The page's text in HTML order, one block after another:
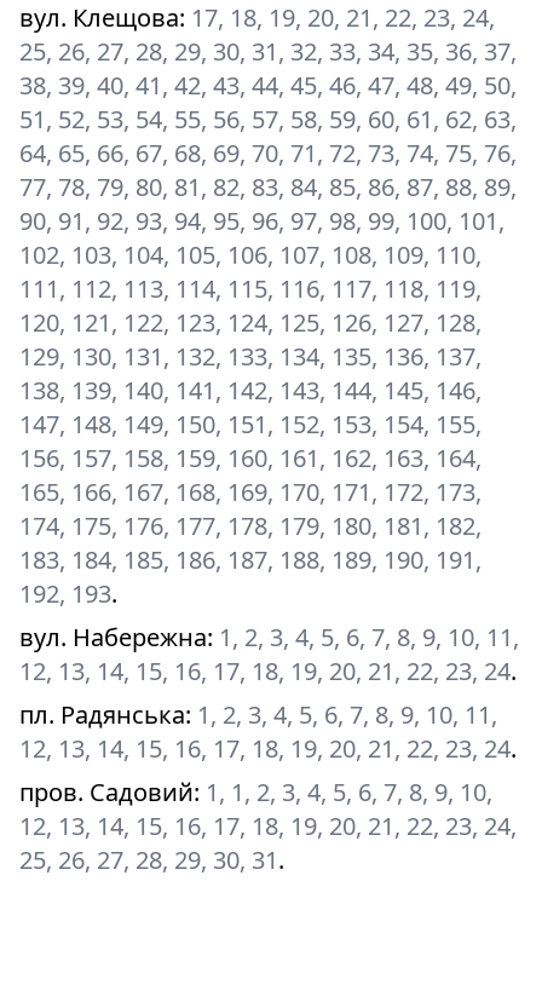
вул. Клещова: 17, 18, 19, 20, 21, 22, 23, 24,
25, 26, 27, 28, 29, 30, 31, 32, 33, 34, 35, 36, 37,
38, 39, 40, 41, 42, 43, 44, 45, 46, 47, 48, 49, 50,
51, 52, 53, 54, 55, 56, 57, 58, 59, 60, 61, 62, 63,
64, 65, 66, 67, 68, 69, 70, 71, 72, 73, 74, 75, 76,
77, 78, 79, 80, 81, 82, 83, 84, 85, 86, 87, 88, 89,
90, 91, 92, 93, 94, 95, 96, 97, 98, 99, 100, 101,
102, 103, 104, 105, 106, 107, 108, 109, 110,
111, 112, 113, 114, 115, 116, 117, 118, 119,
120, 121, 122, 123, 124, 125, 126, 127, 128,
129, 130, 131, 132, 133, 134, 135, 136, 137,
138, 139, 140, 141, 142, 143, 144, 145, 146,
147, 148, 149, 150, 151, 152, 153, 154, 155,
156, 157, 158, 159, 160, 161, 162, 163, 164,
165, 166, 167, 168, 169, 170, 171, 172, 173,
174, 175, 176, 177, 178, 179, 180, 181, 182,
183, 184, 185, 186, 187, 188, 189, 190, 191,
192, 193.
вул. Набережна: 1, 2, 3, 4, 5, 6, 7, 8, 9, 10, 11,
12, 13, 14, 15, 16, 17, 18, 19, 20, 21, 22, 23, 24.
пл. Радянська: 1, 2, 3, 4, 5, 6, 7, 8, 9, 10, 11,
12, 13, 14, 15, 16, 17, 18, 19, 20, 21, 22, 23, 24.
пров. Садовий: 1, 1, 2, 3, 4, 5, 6, 7, 8, 9, 10,
12, 13, 14, 15, 16, 17, 18, 19, 20, 21, 22, 23, 24,
25, 26, 27, 28, 29, 30, 31.